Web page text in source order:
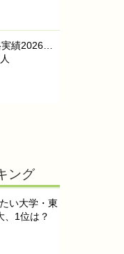
績2026…
ング
い大学・東
1位は？